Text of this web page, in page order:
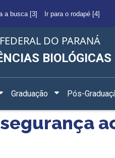
a busca [3] Ir para o rodapé [4]
DO PARANÁ
BIOLÓGICAS
Graduação Pós-